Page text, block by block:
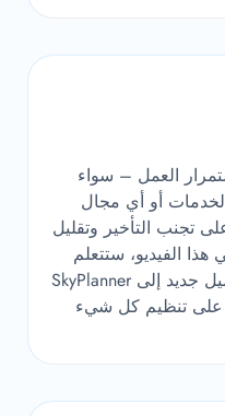
العمل – سواء
أو أي مجال
تجنب التأخير وتقليل
الفيديو، ستتعلم
في هذا الفيديو كيفية إضافة عميل جديد إلى SkyPlanner
على تنظيم كل شيء